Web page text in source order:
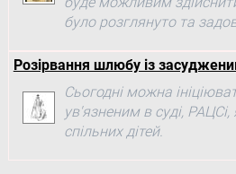
було розглянуто та
Розірвання шлюбу із
Сьогодні можна
ув'язненим в суді,
спільних дітей.